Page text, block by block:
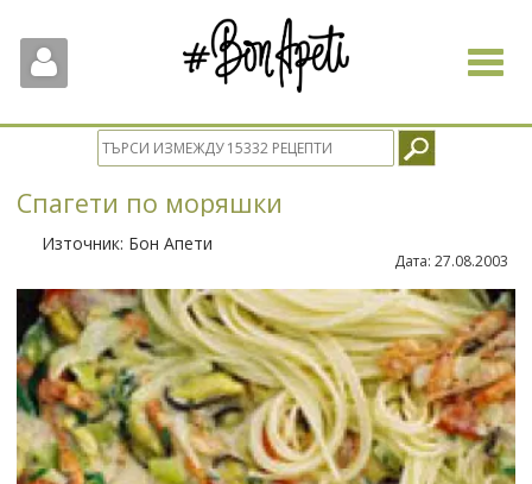
Toggle
Спагети по моряшки
Източник: Бон Апети
Дата: 27.08.2003